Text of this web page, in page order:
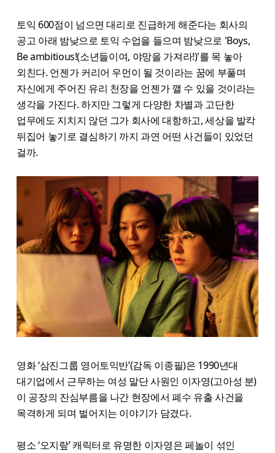
토익 600점이 넘으면 대리로 진급하게 해준다는 회사의
공고 아래 밤낮으로 토익 수업을 들으며 밤낮으로 'Boys,
Be ambitious!(소년들이여, 야망을 가져라!)'를 목 놓아
외친다. 언젠가 커리어 우먼이 될 것이라는 꿈에 부풀며
자신에게 주어진 유리 천장을 언젠가 깰 수 있을 것이라는
생각을 가진다. 하지만 그렇게 다양한 차별과 고단한
업무에도 지치지 않던 그가 회사에 대항하고, 세상을 발칵
뒤집어 놓기로 결심하기 까지 과연 어떤 사건들이 있었던
걸까.
영화 ‘삼진그룹 영어토익반’(감독 이종필)은 1990년대
대기업에서 근무하는 여성 말단 사원인 이자영(고아성 분)
이 공장의 잔심부름을 나간 현장에서 폐수 유출 사건을
목격하게 되며 벌어지는 이야기가 담겼다.
평소 ‘오지랖’ 캐릭터로 유명한 이자영은 페놀이 섞인